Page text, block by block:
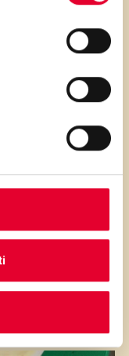
per scorrere
basso il